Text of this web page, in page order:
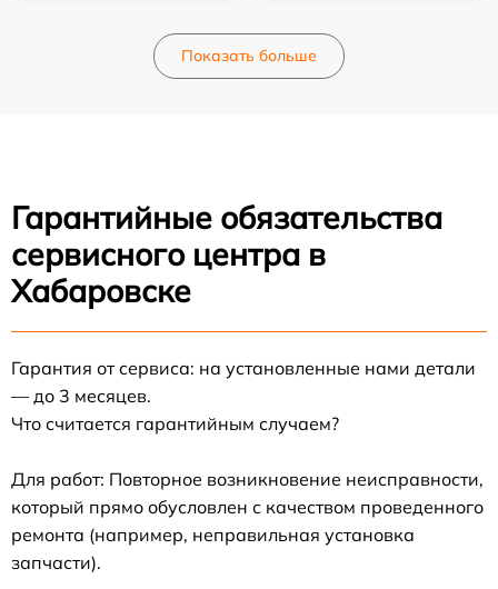
Показать больше
Гарантийные обязательства
сервисного центра в
Хабаровске
Гарантия от сервиса: на установленные нами детали
— до 3 месяцев.
Что считается гарантийным случаем?
Для работ: Повторное возникновение неисправности,
который прямо обусловлен с качеством проведенного
ремонта (например, неправильная установка
запчасти).